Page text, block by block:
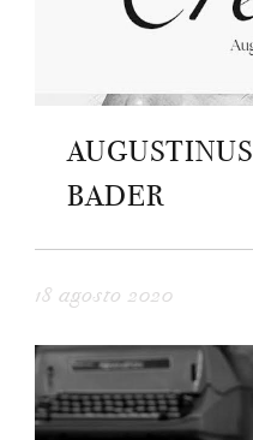
AUGUSTINUS
BADER
18 agosto 2020